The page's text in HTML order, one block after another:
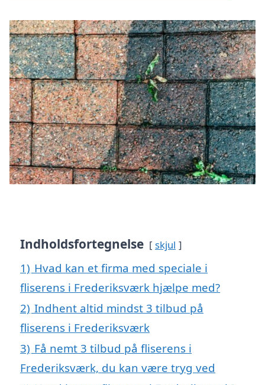
Indholdsfortegnelse skjul
1) Hvad kan et firma med speciale i
fliserens i Frederiksværk hjælpe med?
2) Indhent altid mindst 3 tilbud på
fliserens i Frederiksværk
3) Få nemt 3 tilbud på fliserens i
Frederiksværk, du kan være tryg ved